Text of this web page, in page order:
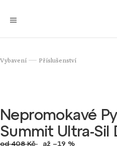
Vybavení / Příslušenství
Nepromokavé
Summit Ultra-Sil
od 408 Kč až –19 %